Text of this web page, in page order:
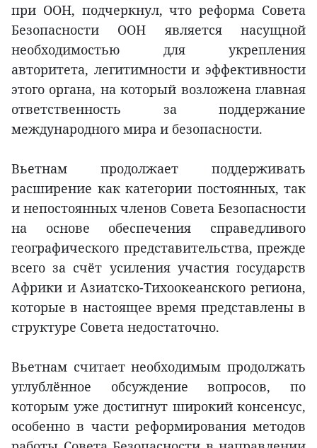
при ООН, подчеркнул, что реформа Совета
Безопасности ООН является насущной
необходимостью для укрепления
авторитета, легитимности и эффективности
этого органа, на который возложена главная
ответственность за поддержание
международного мира и безопасности.
Вьетнам продолжает поддерживать
расширение как категории постоянных, так
и непостоянных членов Совета Безопасности
на основе обеспечения справедливого
географического представительства, прежде
всего за счёт усиления участия государств
Африки и Азиатско-Тихоокеанского региона,
которые в настоящее время представлены в
структуре Совета недостаточно.
Вьетнам считает необходимым продолжать
углублённое обсуждение вопросов, по
которым уже достигнут широкий консенсус,
особенно в части реформирования методов